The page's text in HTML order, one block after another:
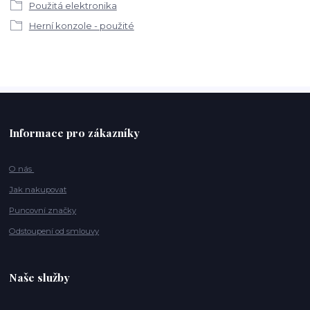
Použitá elektronika
Herní konzole - použité
Informace pro zákazníky
O nás
Jak nakupovat
Puncovní značky
Odstoupení od smlouvy
Naše služby